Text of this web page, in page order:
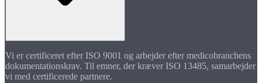
Vi er certificeret efter ISO 9001 og arbejder efter medicobranchens
dokumentationskrav. Til emner, der kræver ISO 13485, samarbejder
vi med certificerede partnere.